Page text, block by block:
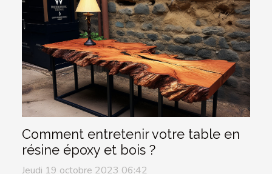
Comment entretenir votre table en
résine époxy et bois ?
Jeudi 19 octobre 2023 06:42